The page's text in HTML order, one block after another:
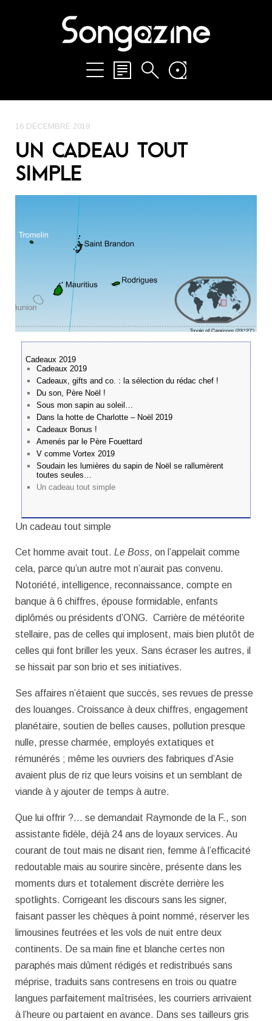
16 DÉCEMBRE 2019
UN CADEAU TOUT
SIMPLE
Cadeaux 2019
Cadeaux 2019
Cadeaux, gifts and co. : la sélection du rédac chef !
Du son, Père Noël !
Sous mon sapin au soleil…
Dans la hotte de Charlotte – Noël 2019
Cadeaux Bonus !
Amenés par le Père Fouettard
V comme Vortex 2019
Soudain les lumières du sapin de Noël se rallumèrent
toutes seules…
Un cadeau tout simple
Un cadeau tout simple
Cet homme avait tout. Le Boss, on l’appelait comme
cela, parce qu’un autre mot n’aurait pas convenu.
Notoriété, intelligence, reconnaissance, compte en
banque à 6 chiffres, épouse formidable, enfants
diplômés ou présidents d’ONG. Carrière de météorite
stellaire, pas de celles qui implosent, mais bien plutôt de
celles qui font briller les yeux. Sans écraser les autres, il
se hissait par son brio et ses initiatives.
Ses affaires n’étaient que succès, ses revues de presse
des louanges. Croissance à deux chiffres, engagement
planétaire, soutien de belles causes, pollution presque
nulle, presse charmée, employés extatiques et
rémunérés ; même les ouvriers des fabriques d’Asie
avaient plus de riz que leurs voisins et un semblant de
viande à y ajouter de temps à autre.
Que lui offrir ?… se demandait Raymonde de la F., son
assistante fidèle, déjà 24 ans de loyaux services. Au
courant de tout mais ne disant rien, femme à l’efficacité
redoutable mais au sourire sincère, présente dans les
moments durs et totalement discrète derrière les
spotlights. Corrigeant les discours sans les signer,
faisant passer les chèques à point nommé, réserver les
limousines feutrées et les vols de nuit entre deux
continents. De sa main fine et blanche certes non
paraphés mais dûment rédigés et redistribués sans
méprise, traduits sans contresens en trois ou quatre
langues parfaitement maîtrisées, les courriers arrivaient
à l’heure ou partaient en avance. Dans ses tailleurs gris